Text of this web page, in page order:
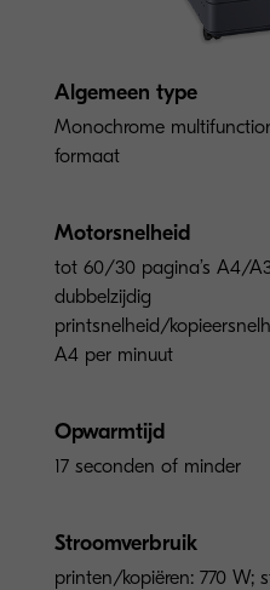
Algemeen type
Monochrome
formaat
Motorsnelheid
tot 60/30 pagina’s A4/
dubbelzijdig
printsnelheid/
A4 per minuut
Opwarmtijd
17 seconden of minder
Stroomverbruik
printen/kopiëren: 770 W;